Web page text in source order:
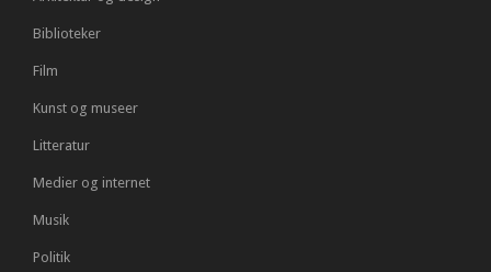
Biblioteker
Film
Kunst og museer
Litteratur
Medier og internet
Musik
Politik